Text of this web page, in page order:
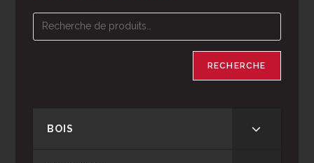
RECHERCHE
BOIS